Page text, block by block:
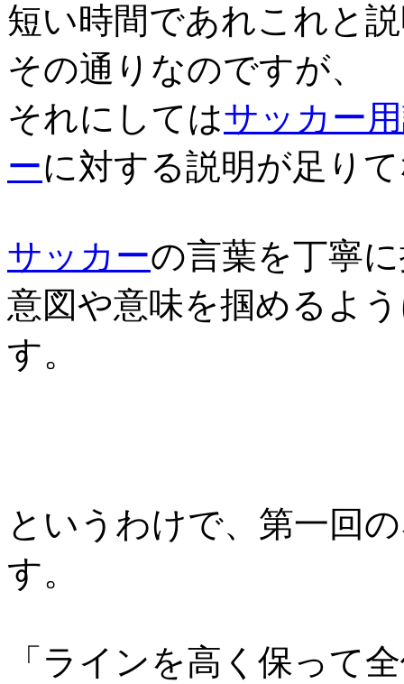
短い時間であれこれと
その通りなのですが、
それにしてはサッカー
ーに対する説明が足り
サッカーの言葉を丁寧
意図や意味を掴めるよ
す。
というわけで、第一回
す。
「ラインを高く保って